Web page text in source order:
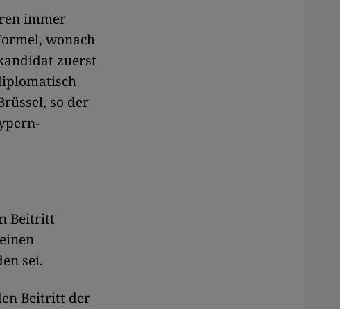
immer
wonach
zuerst
so der
Beitritt
sei.
Beitritt der